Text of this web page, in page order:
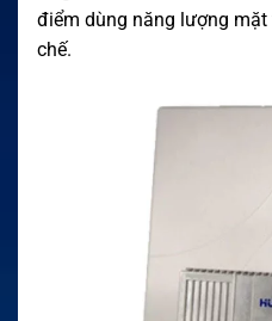
điểm dùng năng lượng
chế.